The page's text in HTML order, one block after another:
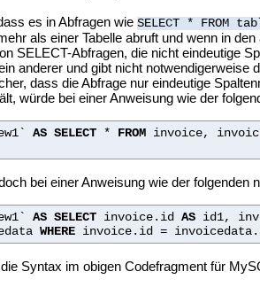
es in Abfragen wie SELECT * FROM
als einer Tabelle abruft und wenn in
SELECT-Abfragen, die nicht eindeutige
anderer und gibt nicht
dass die Abfrage nur eindeutige
würde bei einer Anweisung wie der
AS SELECT* FROMinvoice,
bei einer Anweisung wie der folgenden
AS SELECTinvoice.id ASid1,
WHEREinvoice.id =
Syntax im obigen Codefragment für